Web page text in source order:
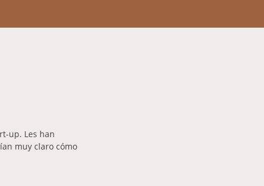
up. Les han
muy claro cómo